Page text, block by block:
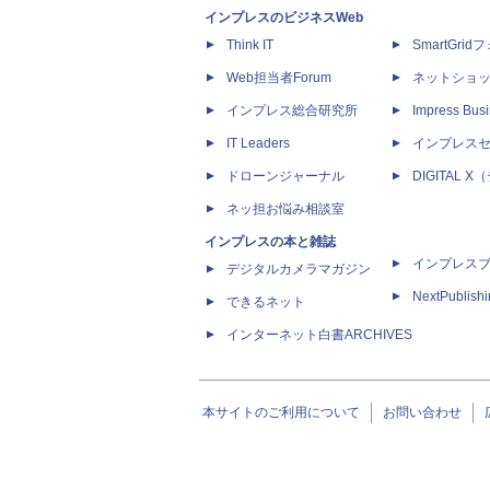
インプレスのビジネスWeb
Think IT
Web担当者Forum
インプレス総合研究所
IT Leaders
ドローンジャーナル
ネッ担お悩み相談室
インプレスの本と雑誌
デジタルカメラマガジン
できるネット
インターネット白書ARCHIVES
SmartGridフ
ネットショ
Impress
インプレス
DIGITAL X（
インプレス
本サイトのご利用について お問い合わせ